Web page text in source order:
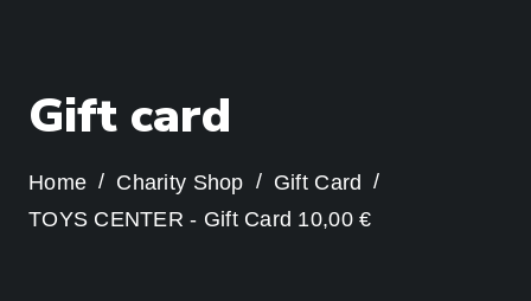
Gift card
Home Charity Shop
Gift Card
TOYS CENTER - Gift Card 10,00 €